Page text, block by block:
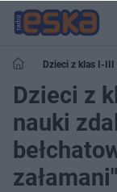
Dzieci z klas I-III
"Jesteśmy załamani"
Dzieci z
nauki
załamani"